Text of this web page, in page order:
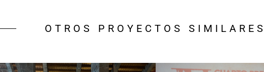
OTROS PROYECTOS SIMILARES